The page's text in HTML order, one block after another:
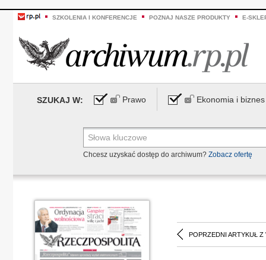
SZKOLENIA I KONFERENCJE POZNAJ NASZE PRODUKTY E-
SZUKAJ W: Prawo Ekonomia i biznes
Chcesz uzyskać dostęp do archiwum? Zobacz ofertę
POPRZEDNI ARTYKUŁ Z